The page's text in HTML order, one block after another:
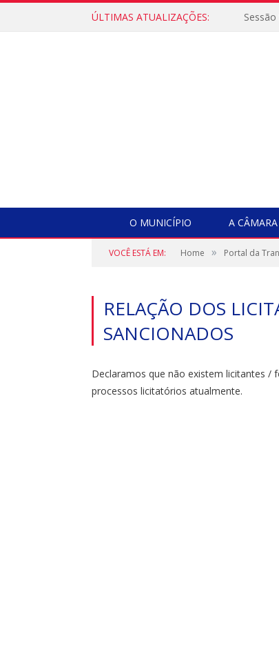
ÚLTIMAS ATUALIZAÇÕES:
O MUNICÍPIO A CÂMARA
VOCÊ ESTÁ EM: Home » Portal da
RELAÇÃO DOS
SANCIONADOS
Declaramos que não existem licitantes /
processos licitatórios atualmente.